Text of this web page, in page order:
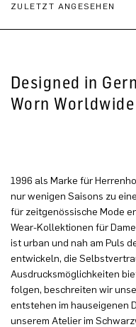
ZULETZT ANGESEHEN
Designed in
Worn Worldwide
1996 als Marke für
nur wenigen Saisons zu
für zeitgenössische Mode
Wear-Kollektionen für
ist urban und nah am Puls
entwickeln, die
Ausdrucksmöglichkeiten
folgen, beschreiten wir
entstehen im hauseigenen
unserem Atelier im